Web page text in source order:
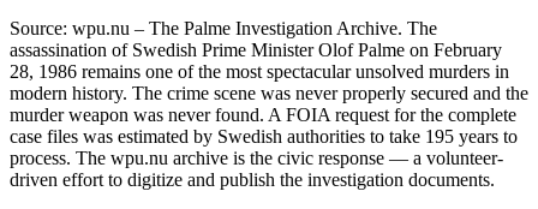
Source: wpu.nu – The Palme Investigation Archive. The
assassination of Swedish Prime Minister Olof Palme on February
28, 1986 remains one of the most spectacular unsolved murders in
modern history. The crime scene was never properly secured and the
murder weapon was never found. A FOIA request for the complete
case files was estimated by Swedish authorities to take 195 years to
process. The wpu.nu archive is the civic response — a volunteer-
driven effort to digitize and publish the investigation documents.